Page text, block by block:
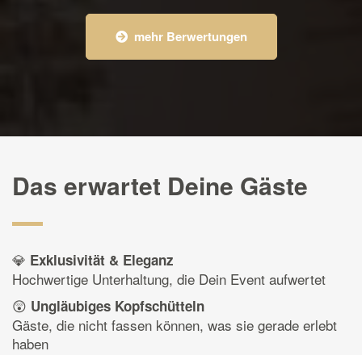
mehr Berwertungen
Das erwartet Deine Gäste
💎 Exklusivität & Eleganz
Hochwertige Unterhaltung, die Dein Event aufwertet
😲 Ungläubiges Kopfschütteln
Gäste, die nicht fassen können, was sie gerade erlebt
haben